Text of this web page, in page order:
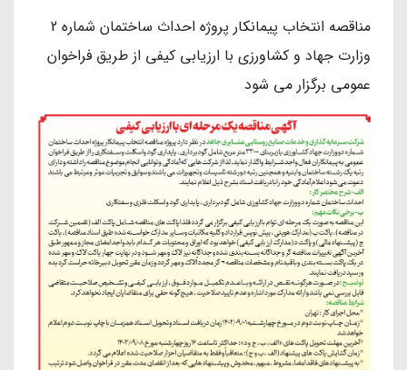
مناقصه انتخاب پیمانکار پروژه احداث ساختمان شماره 2
وزارت جهاد و کشاورزی با ارزیابی کیفی از طریق فراخوان
عمومی برگزار می شود